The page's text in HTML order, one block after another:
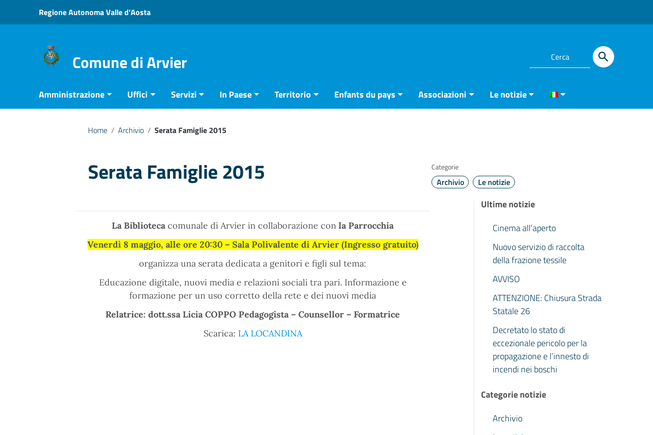
Vai ai contenuti
Vai al menu di navigazione
Regione Autonoma Valle d'Aosta
Comune di Arvier
Amministrazione Uffici Servizi In Paese Territorio Enfants du pays Associazioni Le notizie
Home / Archivio / Serata Famiglie 2015
Serata Famiglie 2015 Categorie
Archivio Le notizie
La Bibliotecacomunale di Arvier in collaborazione conla Parrocchia
Venerdì 8 maggio, alle ore 20:30 – Sala Polivalente di Arvier (Ingresso gratuito)
organizza una serata dedicata a genitori e figli sul tema:
Educazione digitale, nuovi media e relazioni sociali tra pari. Informazione e
formazione per un uso corretto della rete e dei nuovi media
Relatrice: dott.ssa Licia COPPO Pedagogista – Counsellor – Formatrice
Scarica: LA LOCANDINA
Ultime notizie
Cinema all’aperto
Nuovo servizio di raccolta
della frazione tessile
AVVISO
ATTENZIONE: Chiusura Strada
Statale 26
Decretato lo stato di
eccezionale pericolo per la
propagazione e l’innesto di
incendi nei boschi
Categorie notizie
Archivio